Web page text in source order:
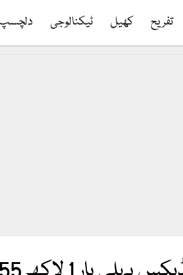
تفریح کھیل ٹیکنالوجی